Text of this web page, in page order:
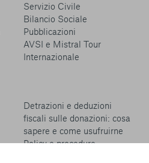
Servizio Civile
Bilancio Sociale
Pubblicazioni
AVSI e Mistral Tour
Internazionale
Detrazioni e deduzioni
fiscali sulle donazioni: cosa
sapere e come usufruirne
Policy e procedure